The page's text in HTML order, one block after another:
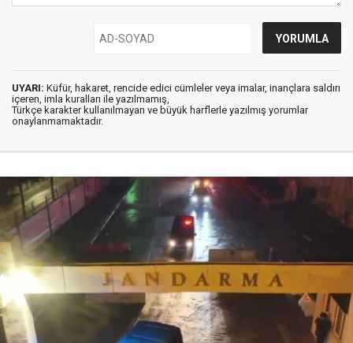
UYARI: Küfür, hakaret, rencide edici cümleler veya imalar, inançlara saldırı
içeren, imla kuralları ile yazılmamış,
Türkçe karakter kullanılmayan ve büyük harflerle yazılmış yorumlar
onaylanmamaktadır.